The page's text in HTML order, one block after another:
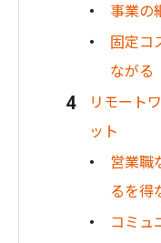
事業の
固定コ
ながる
リモート
ット
営業職
るを得
コミュ